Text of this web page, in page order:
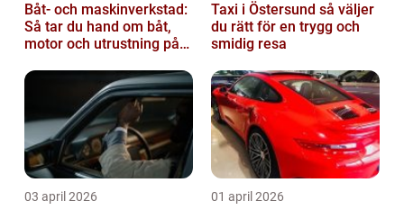
Båt- och maskinverkstad:
Så tar du hand om båt,
motor och utrustning på
Taxi i Östersund så väljer
du rätt för en trygg och
smidig resa
03 april 2026 01 april 2026